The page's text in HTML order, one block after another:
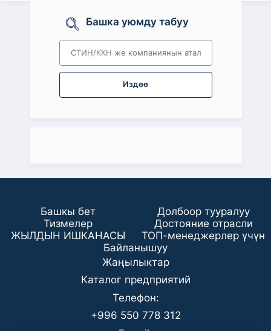
Башка уюмду табуу
Издөө
Башкы бет
Долбоор тууралуу
Тизмелер
Достояние отрасли
ЖЫЛДЫН ИШКАНАСЫ
ТОП-менеджерлер үчүн
Байланышуу
Жаңылыктар
Каталог предприятий
Телефон:
+996 550 778 312